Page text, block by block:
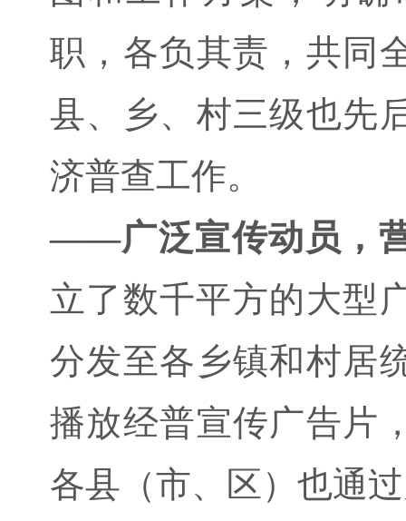
职，各负其责，共同
县、乡、村三级也先
济普查工作。
——广泛宣传动员，
立了数千平方的大型
分发至各乡镇和村居
播放经普宣传广告片
各县（市、区）也通